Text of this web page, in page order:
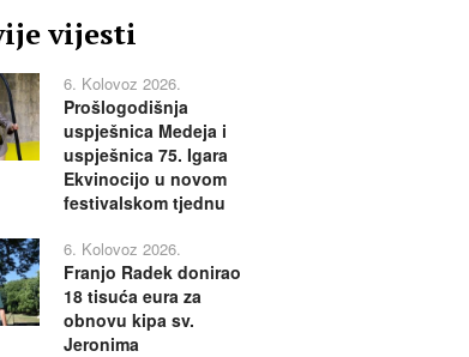
vijesti
6. Kolovoz 2026.
Prošlogodišnja
uspješnica Medeja i
uspješnica 75. Igara
Ekvinocijo u novom
festivalskom tjednu
6. Kolovoz 2026.
Franjo Radek donirao
18 tisuća eura za
obnovu kipa sv.
Jeronima